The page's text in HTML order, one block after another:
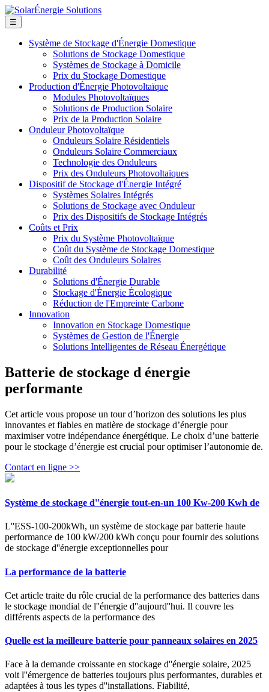
☰
Système de Stockage d'Énergie Domestique
Solutions de Stockage Domestique
Systèmes de Stockage à Domicile
Prix du Stockage Domestique
Production d'Énergie Photovoltaïque
Modules Photovoltaïques
Solutions de Production Solaire
Prix de la Production Solaire
Onduleur Photovoltaïque
Onduleurs Solaire Résidentiels
Onduleurs Solaire Commerciaux
Technologie des Onduleurs
Prix des Onduleurs Photovoltaïques
Dispositif de Stockage d'Énergie Intégré
Systèmes Solaires Intégrés
Solutions de Stockage avec Onduleur
Prix des Dispositifs de Stockage Intégrés
Coûts et Prix
Prix du Système Photovoltaïque
Coût du Système de Stockage Domestique
Coût des Onduleurs Solaires
Durabilité
Solutions d'Énergie Durable
Stockage d'Énergie Écologique
Réduction de l'Empreinte Carbone
Innovation
Innovation en Stockage Domestique
Systèmes de Gestion de l'Énergie
Solutions Intelligentes de Réseau Énergétique
Batterie de stockage d énergie
performante
Cet article vous propose un tour d’horizon des solutions les plus
innovantes et fiables en matière de stockage d’énergie pour
maximiser votre indépendance énergétique. Le choix d’une batterie
pour le stockage d’énergie est crucial pour optimiser l’autonomie de.
Contact en ligne >>
Système de stockage d''énergie tout-en-un 100 Kw-200 Kwh de
L''ESS-100-200kWh, un système de stockage par batterie haute
performance de 100 kW/200 kWh conçu pour fournir des solutions
de stockage d''énergie exceptionnelles pour
La performance de la batterie
Cet article traite du rôle crucial de la performance des batteries dans
le stockage mondial de l''énergie d''aujourd''hui. Il couvre les
différents aspects de la performance des
Quelle est la meilleure batterie pour panneaux solaires en 2025
Face à la demande croissante en stockage d''énergie solaire, 2025
voit l''émergence de batteries toujours plus performantes, durables et
adaptées à tous les types d''installations. Fiabilité,